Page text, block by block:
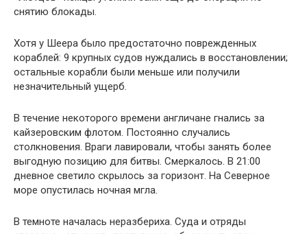
снятию блокады.
Хотя у Шеера было предостаточно поврежденных
кораблей: 9 крупных судов нуждались в восстановлении;
остальные корабли были меньше или получили
незначительный ущерб.
В течение некоторого времени англичане гнались за
кайзеровским флотом. Постоянно случались
столкновения. Враги лавировали, чтобы занять более
выгодную позицию для битвы. Смеркалось. В 21:00
дневное светило скрылось за горизонт. На Северное
море опустилась ночная мгла.
В темноте началась неразбериха. Суда и отряды